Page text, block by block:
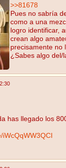
>>81678
Pues no sabría
como a una
logro identificar,
crean algo
precisamente no
¿Sabes algo del/
has llegado los
iWcQqWW3QCI